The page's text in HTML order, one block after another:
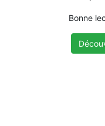
Bonne